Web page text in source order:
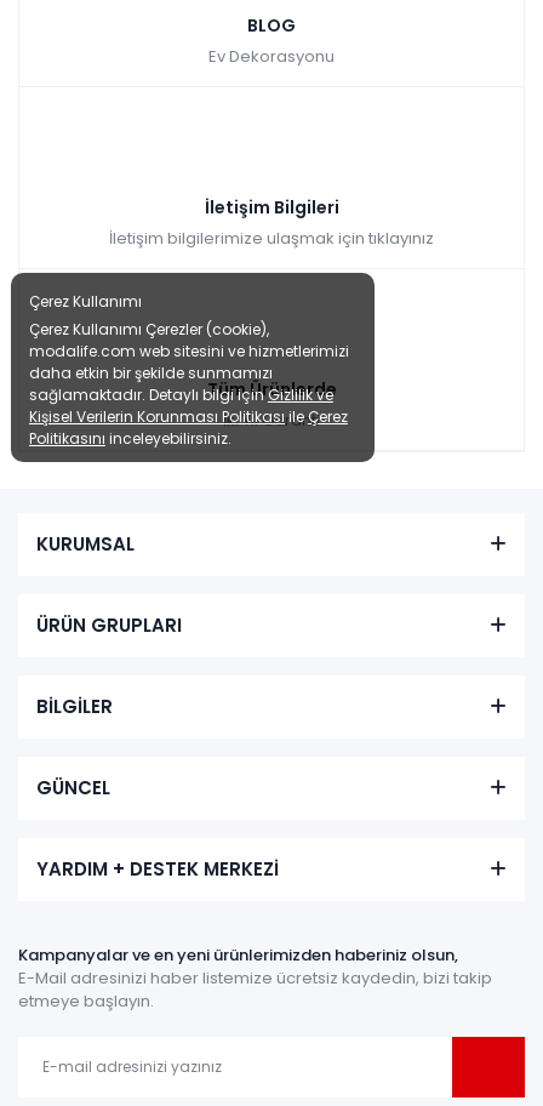
BLOG
Ev Dekorasyonu
İletişim Bilgileri
İletişim bilgilerimize ulaşmak için tıklayınız
Tüm Ürünlerde
İki Yıl Garanti
KURUMSAL
ÜRÜN GRUPLARI
BİLGİLER
GÜNCEL
YARDIM + DESTEK MERKEZİ
Kampanyalar ve en yeni ürünlerimizden haberiniz olsun,
E-Mail adresinizi haber listemize ücretsiz kaydedin, bizi takip
etmeye başlayın.
Çerez Kullanımı
Çerez Kullanımı Çerezler (cookie),
modalife.com web sitesini ve hizmetlerimizi
daha etkin bir şekilde sunmamızı
sağlamaktadır. Detaylı bilgi içinGizlilik ve
Kişisel Verilerin Korunması PolitikasıileÇerez
Politikasını inceleyebilirsiniz.